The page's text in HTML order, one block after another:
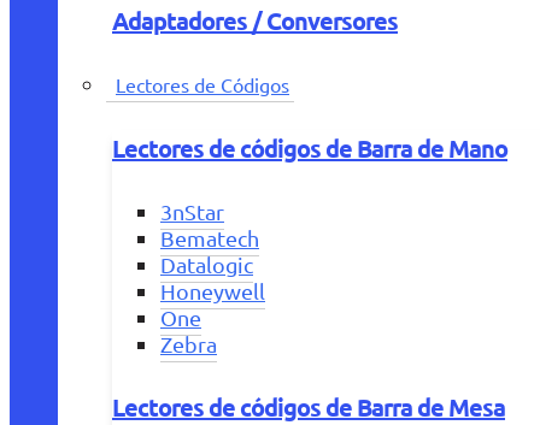
Adaptadores / Conversores
Lectores de Códigos
Lectores de códigos de Barra de Mano
3nStar
Bematech
Datalogic
Honeywell
One
Zebra
Lectores de códigos de Barra de Mesa